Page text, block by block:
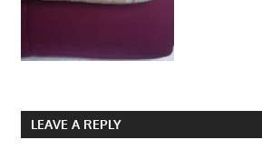
LEAVE A REPLY